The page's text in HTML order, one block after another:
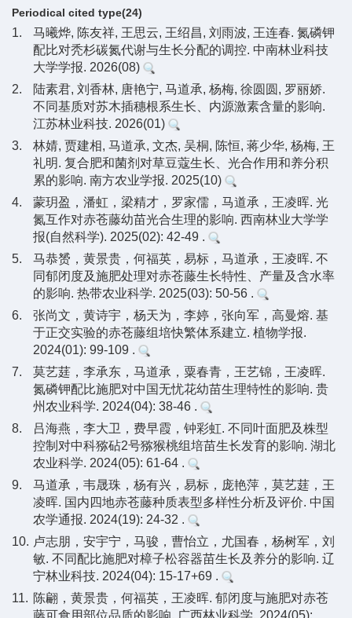
Periodical cited type(24)
1.
马曦烨, 陈友祥, 王思云, 王绍昌, 刘雨波, 王连春. 氮磷钾
配比对秃杉碳氮代谢与生长分配的调控. 中南林业科技
大学学报. 2026(08)
2.
陆素君, 刘香林, 唐艳宁, 马道承, 杨梅, 徐圆圆, 罗丽娇.
不同基质对苏木插穗根系生长、内源激素含量的影响.
江苏林业科技. 2026(01)
3.
林婧, 贾建相, 马道承, 文杰, 吴桐, 陈恒, 蒋少华, 杨梅, 王
礼明. 复合肥和菌剂对草豆蔻生长、光合作用和养分积
累的影响. 南方农业学报. 2025(10)
4.
蒙玥盈，潘虹，梁精才，罗家儒，马道承，王凌晖. 光
氮互作对赤苍藤幼苗光合生理的影响. 西南林业大学学
报(自然科学). 2025(02): 42-49 .
5.
马恭赟，黄景贵，何福英，易标，马道承，王凌晖. 不
同郁闭度及施肥处理对赤苍藤生长特性、产量及含水率
的影响. 热带农业科学. 2025(03): 50-56 .
6.
张尚文，黄诗宇，杨天为，李婷，张向军，高曼熔. 基
于正交实验的赤苍藤组培快繁体系建立. 植物学报.
2024(01): 99-109 .
7.
莫艺莛，李承东，马道承，粟春青，王艺锦，王凌晖.
氮磷钾配比施肥对中国无忧花幼苗生理特性的影响. 贵
州农业科学. 2024(04): 38-46 .
8.
吕海燕，李大卫，费早霞，钟彩虹. 不同叶面肥及株型
控制对中科猕砧2号猕猴桃组培苗生长发育的影响. 湖北
农业科学. 2024(05): 61-64 .
9.
马道承，韦晟珠，杨有兴，易标，庞艳萍，莫艺莛，王
凌晖. 国内四地赤苍藤种质表型多样性分析及评价. 中国
农学通报. 2024(19): 24-32 .
10. 卢志朋，安宇宁，马骏，曹怡立，尤国春，杨树军，刘
敏. 不同配比施肥对樟子松容器苗生长及养分的影响. 辽
宁林业科技. 2024(04): 15-17+69 .
11. 陈翩，黄景贵，何福英，王凌晖. 郁闭度与施肥对赤苍
藤可食用部位品质的影响. 广西林业科学. 2024(05):